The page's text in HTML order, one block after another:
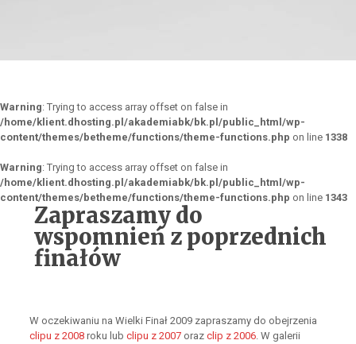
Warning: Trying to access array offset on false in
/home/klient.dhosting.pl/akademiabk/bk.pl/public_html/wp-
content/themes/betheme/functions/theme-functions.php on line 1338
Warning: Trying to access array offset on false in
/home/klient.dhosting.pl/akademiabk/bk.pl/public_html/wp-
content/themes/betheme/functions/theme-functions.php on line 1343
Zapraszamy do
wspomnień z poprzednich
finałów
W oczekiwaniu na Wielki Finał 2009 zapraszamy do obejrzenia
clipu z 2008roku lub clipu z 2007oraz clip z 2006. W galerii